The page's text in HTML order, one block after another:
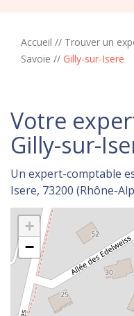
Accueil // Trouver un
Savoie // Gilly-sur-Isere
Votre
Gilly-sur-
Un expert-comptable
Isere, 73200 (Rhône-
+
−